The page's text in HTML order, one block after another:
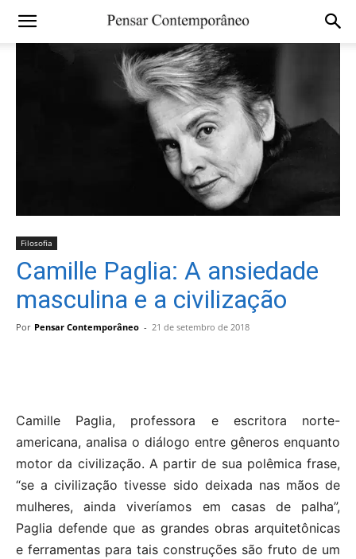
Filosofia
Camille Paglia: A ansiedade
masculina e a civilização
Por Pensar Contemporâneo - 21 de setembro de 2018
Camille Paglia, professora e escritora norte-
americana, analisa o diálogo entre gêneros enquanto
motor da civilização. A partir de sua polêmica frase,
“se a civilização tivesse sido deixada nas mãos de
mulheres, ainda viveríamos em casas de palha”,
Paglia defende que as grandes obras arquitetônicas
e ferramentas para tais construções são fruto de um